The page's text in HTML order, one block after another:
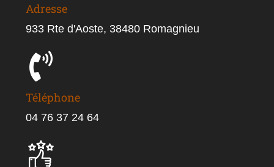
Adresse
933 Rte d'Aoste, 38480 Romagnieu
Téléphone
04 76 37 24 64